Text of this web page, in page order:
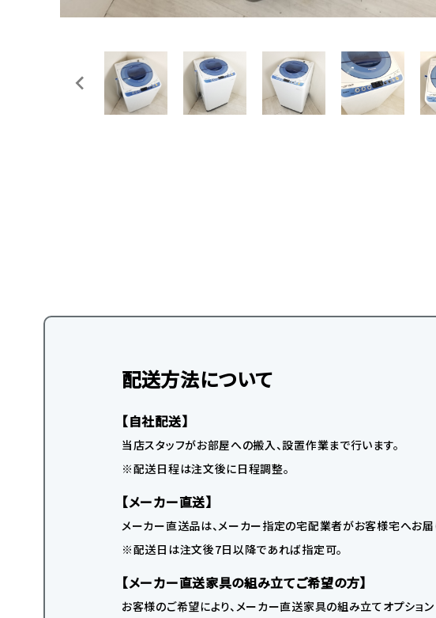
配送方法について
【自社配送】
当店スタッフがお部屋への搬入、設置作業まで行います。
※配送日程は注文後に日程調整。
【メーカー直送】
メーカー直送品は、メーカー指定の宅配業者がお客様宅へお届
※配送日は注文後7日以降であれば指定可。
【メーカー直送家具の組み立てご希望の方】
お客様のご希望により、メーカー直送家具の組み立てオプション